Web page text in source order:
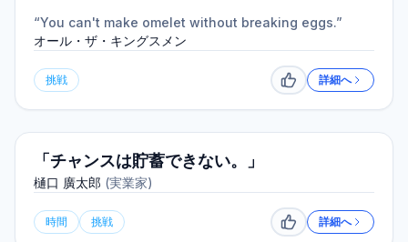
“You can't make omelet without breaking eggs.”
オール・ザ・キングスメン
挑戦 いいね詳細へ
「チャンスは貯蓄できない。」
樋口 廣太郎 (実業家)
時間 挑戦 いいね詳細へ